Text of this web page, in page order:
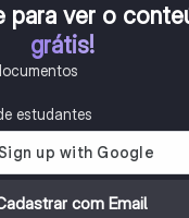
para ver o
grátis!
estudantes
com Email